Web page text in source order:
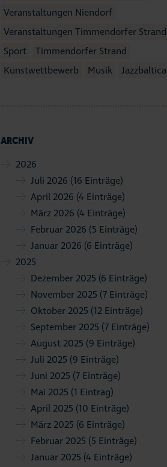
Veranstaltungen Niendorf
Veranstaltungen Timmendorfer Strand
Sport
Timmendorfer Strand
Kunstwettbewerb
Musik Jazzbaltica
ARCHIV
2026
Juli 2026 (16 Einträge)
April 2026 (4 Einträge)
März 2026 (4 Einträge)
Februar 2026 (5 Einträge)
Januar 2026 (6 Einträge)
2025
Dezember 2025 (6 Einträge)
November 2025 (7 Einträge)
Oktober 2025 (12 Einträge)
September 2025 (7 Einträge)
August 2025 (9 Einträge)
Juli 2025 (9 Einträge)
Juni 2025 (7 Einträge)
Mai 2025 (1 Eintrag)
April 2025 (10 Einträge)
März 2025 (6 Einträge)
Februar 2025 (5 Einträge)
Januar 2025 (4 Einträge)